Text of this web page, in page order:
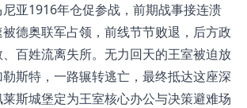
亚1916年仓促参战，前期战事接连溃
德奥联军占领，前线节节败退，后方政
百姓流离失所。无力回天的王室被迫放
斯特，一路辗转逃亡，最终抵达这座深
斯城堡定为王室核心办公与决策避难场